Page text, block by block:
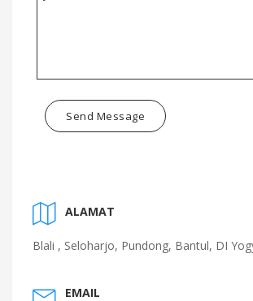
Send Message
ALAMAT
Blali , Seloharjo, Pundong, Bantul, DI
EMAIL